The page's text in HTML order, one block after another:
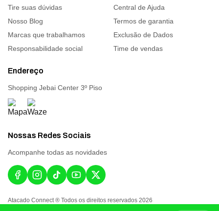
Tire suas dúvidas
Central de Ajuda
Nosso Blog
Termos de garantia
Marcas que trabalhamos
Exclusão de Dados
Responsabilidade social
Time de vendas
Endereço
Shopping Jebai Center 3º Piso
Nossas Redes Sociais
Acompanhe todas as novidades
Atacado Connect ® Todos os direitos reservados 2026